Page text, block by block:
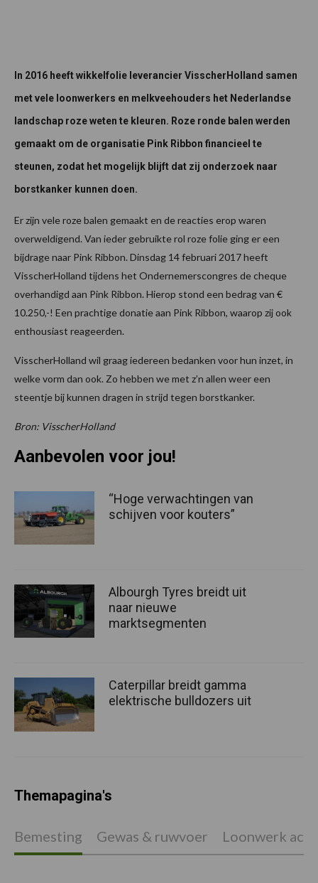
In 2016 heeft wikkelfolie leverancier VisscherHolland samen
met vele loonwerkers en melkveehouders het Nederlandse
landschap roze weten te kleuren. Roze ronde balen werden
gemaakt om de organisatie Pink Ribbon financieel te
steunen, zodat het mogelijk blijft dat zij onderzoek naar
borstkanker kunnen doen.
Er zijn vele roze balen gemaakt en de reacties erop waren
overweldigend. Van ieder gebruikte rol roze folie ging er een
bijdrage naar Pink Ribbon. Dinsdag 14 februari 2017 heeft
VisscherHolland tijdens het Ondernemerscongres de cheque
overhandigd aan Pink Ribbon. Hierop stond een bedrag van €
10.250,-! Een prachtige donatie aan Pink Ribbon, waarop zij ook
enthousiast reageerden.
VisscherHolland wil graag iedereen bedanken voor hun inzet, in
welke vorm dan ook. Zo hebben we met z’n allen weer een
steentje bij kunnen dragen in strijd tegen borstkanker.
Bron: VisscherHolland
Aanbevolen voor jou!
“Hoge verwachtingen van
schijven voor kouters”
Albourgh Tyres breidt uit
naar nieuwe
marktsegmenten
Caterpillar breidt gamma
elektrische bulldozers uit
Themapagina's
Bemesting Gewas & ruwvoer Loonwerk